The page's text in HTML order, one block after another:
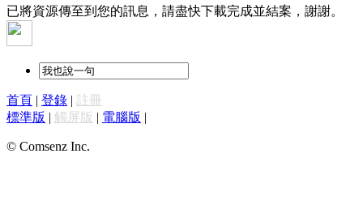
已將資源傳至到您的訊息，請盡快下載完成並結案，謝謝。
首頁 | 登錄 | 註冊
標準版 | 觸屏版 | 電腦版 |
© Comsenz Inc.